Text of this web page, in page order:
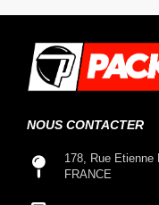
NOUS CONTACTER
178, Rue Etienne
FRANCE